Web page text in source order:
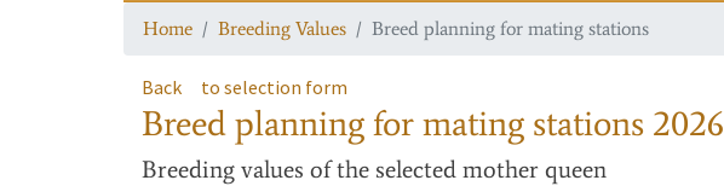
Home Breeding Values Breed planning for mating stations
Back to selection form
Breed planning for mating stations 2026
Breeding values of the selected mother queen